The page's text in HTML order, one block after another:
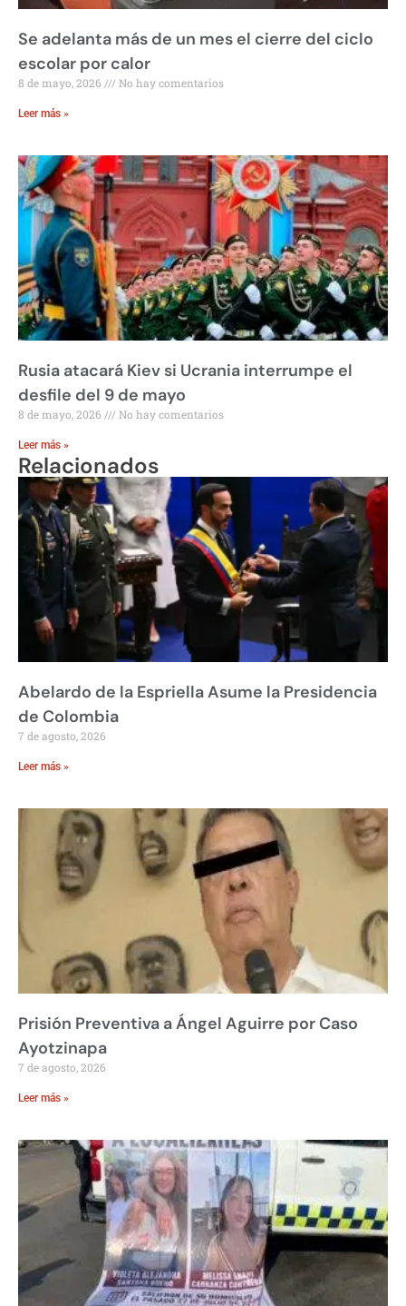
Se adelanta más de un mes el cierre del ciclo
escolar por calor
8 de mayo, 2026 No hay comentarios
Leer más »
Rusia atacará Kiev si Ucrania interrumpe el
desfile del 9 de mayo
8 de mayo, 2026 No hay comentarios
Leer más »
Relacionados
Abelardo de la Espriella Asume la Presidencia
de Colombia
7 de agosto, 2026
Leer más »
Prisión Preventiva a Ángel Aguirre por Caso
Ayotzinapa
7 de agosto, 2026
Leer más »